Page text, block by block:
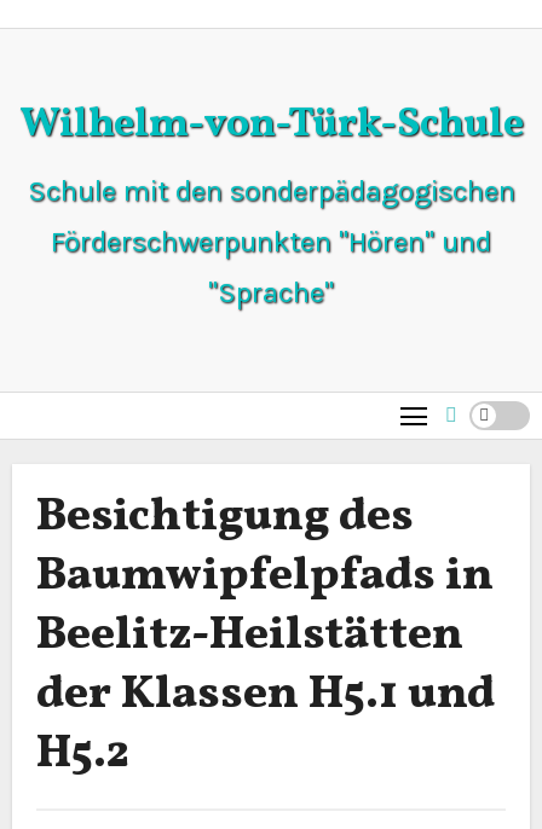
Wilhelm-von-Türk-Schule
Schule mit den sonderpädagogischen
Förderschwerpunkten "Hören" und
"Sprache"
Besichtigung des
Baumwipfelpfads in
Beelitz-Heilstätten
der Klassen H5.1 und
H5.2